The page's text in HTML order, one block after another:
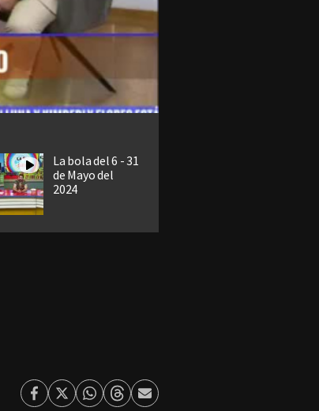
La bola del 6 - 31
de Mayo del
2024
Facebook
TwitterWhatsapp
ThreadsEnviar